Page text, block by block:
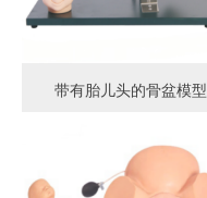
带有胎儿头的骨盆模型